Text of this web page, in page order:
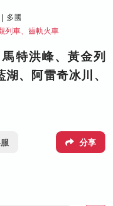
多國
列車、齒軌火車
特洪峰、黃金列
、阿雷奇冰川、
分享